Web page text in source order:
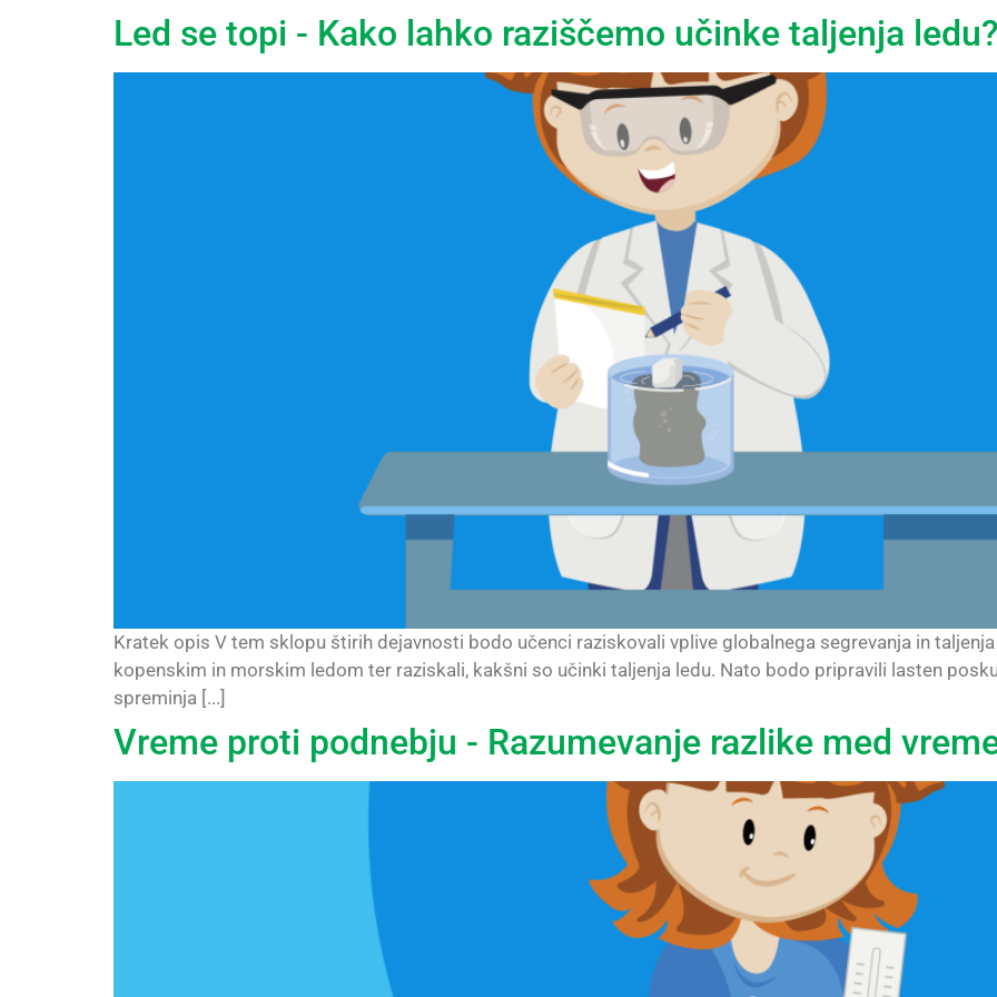
Led se topi - Kako lahko raziščemo učinke taljenja
Kratek opis V tem sklopu štirih dejavnosti bodo učenci raziskovali vplive globalnega segrevanja in
kopenskim in morskim ledom ter raziskali, kakšni so učinki taljenja ledu. Nato bodo pripravili lasten
spreminja [...]
Vreme proti podnebju - Razumevanje razlike med